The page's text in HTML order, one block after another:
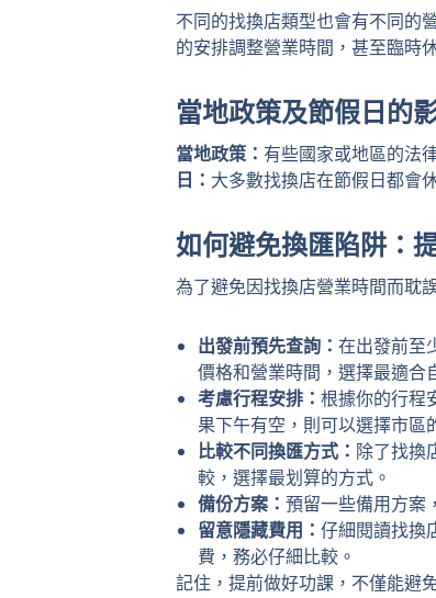
不同的找換店類型也會有不同的
的安排調整營業時間，甚至臨時
當地政策及節假日的
當地政策： 有些國家或地區的法
日： 大多數找換店在節假日都會
如何避免換匯陷阱：
為了避免因找換店營業時間而耽
出發前預先查詢： 在出發前至
價格和營業時間，選擇最適合
考慮行程安排： 根據你的行程
果下午有空，則可以選擇市區
比較不同換匯方式： 除了找換
較，選擇最划算的方式。
備份方案： 預留一些備用方案
留意隱藏費用： 仔細閱讀找換
費，務必仔細比較。
記住，提前做好功課，不僅能避